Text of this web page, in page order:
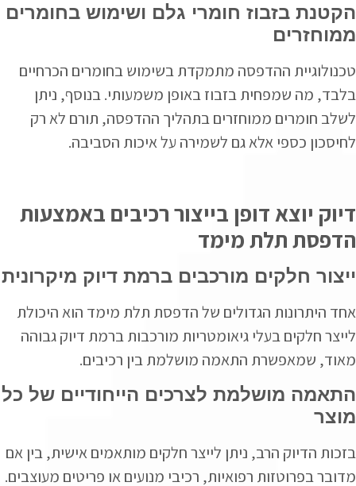
הקטנת בזבוז חומרי גלם ושימוש בחומרים
ממוחזרים
טכנולוגיית ההדפסה מתמקדת בשימוש בחומרים הכרחיים
בלבד, מה שמפחית בזבוז באופן משמעותי. בנוסף, ניתן
לשלב חומרים ממוחזרים בתהליך ההדפסה, תורם לא רק
לחיסכון כספי אלא גם לשמירה על איכות הסביבה.
דיוק יוצא דופן בייצור רכיבים באמצעות
הדפסת תלת מימד
ייצור חלקים מורכבים ברמת דיוק מיקרונית
אחד היתרונות הגדולים של הדפסת תלת מימד הוא היכולת
לייצר חלקים בעלי גיאומטריות מורכבות ברמת דיוק גבוהה
מאוד, שמאפשרת התאמה מושלמת בין רכיבים.
התאמה מושלמת לצרכים הייחודיים של כל
מוצר
בזכות הדיוק הרב, ניתן לייצר חלקים מותאמים אישית, בין אם
מדובר בפרוטזות רפואיות, רכיבי מנועים או פריטים מעוצבים.